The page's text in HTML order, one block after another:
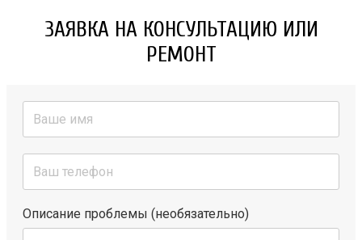
ЗАЯВКА НА КОНСУЛЬТАЦИЮ ИЛИ
РЕМОНТ
Описание проблемы (необязательно)